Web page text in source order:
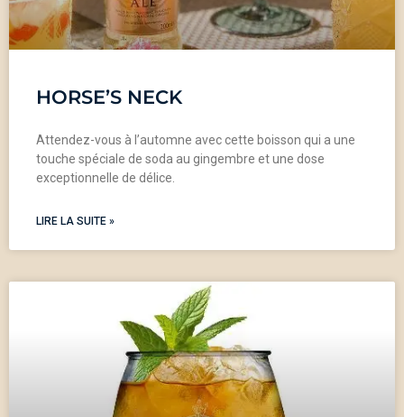
HORSE’S NECK
Attendez-vous à l’automne avec cette boisson qui a une
touche spéciale de soda au gingembre et une dose
exceptionnelle de délice.
LIRE LA SUITE »